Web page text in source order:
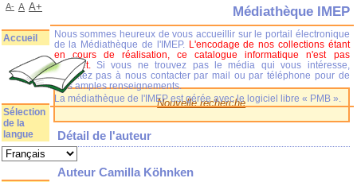
Nouvelle recherche
Détail de l'auteur
Auteur Camilla Köhnken
Médiathèque IMEP
Nous sommes heureux de vous accueillir sur le portail électronique
de la Médiathèque de l'IMEP. L'encodage de nos collections étant
en cours de réalisation, ce catalogue informatique n'est pas
complet.
Si vous ne trouvez pas le média qui vous intéresse,
n'hésitez pas à nous contacter par mail ou par téléphone pour de
plus amples renseignements.
La médiathèque de l'IMEP est gérée avec le logiciel libre « PMB ».
A- A A+
Accueil
Sélection
de la
langue